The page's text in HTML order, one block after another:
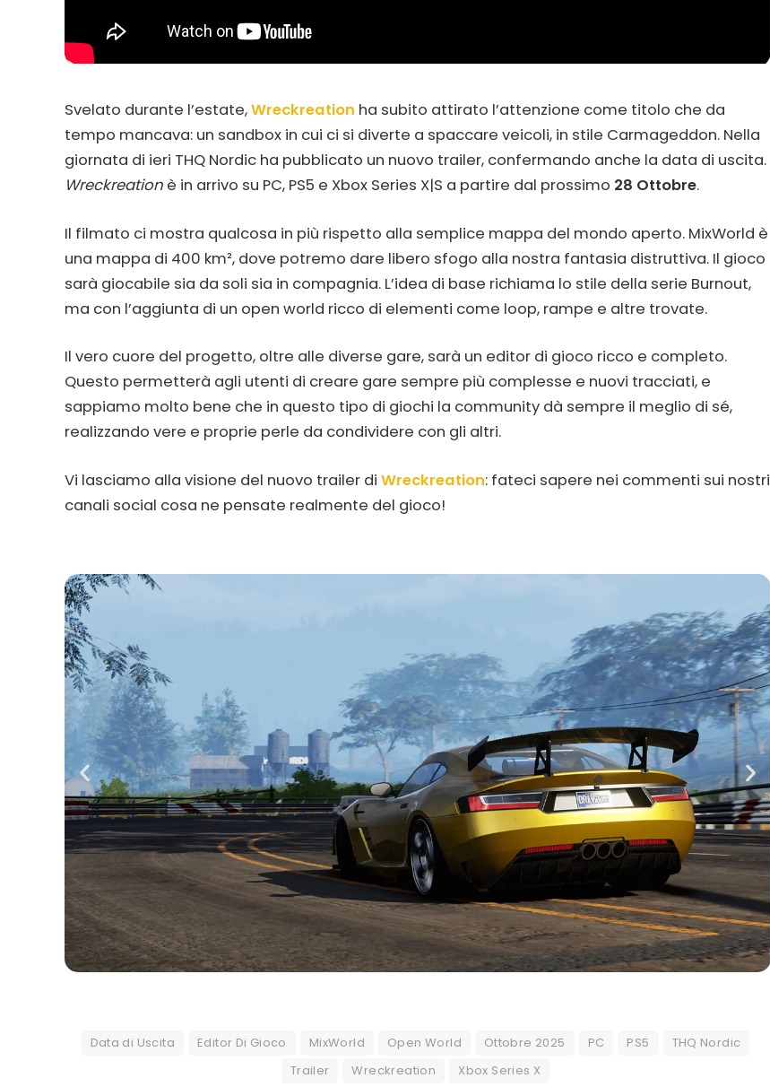
Svelato durante l’estate,Wreckreation ha subito attirato l’attenzione come titolo che da
tempo mancava: un sandbox in cui ci si diverte a spaccare veicoli, in stile Carmageddon. Nella
giornata di ieri THQ Nordic ha pubblicato un nuovo trailer, confermando anche la data di uscita.
Wreckreation è in arrivo su PC, PS5 e Xbox Series X|S a partire dal prossimo 28 Ottobre.
Il filmato ci mostra qualcosa in più rispetto alla semplice mappa del mondo aperto. MixWorld è
una mappa di 400 km², dove potremo dare libero sfogo alla nostra fantasia distruttiva. Il gioco
sarà giocabile sia da soli sia in compagnia. L’idea di base richiama lo stile della serie Burnout,
ma con l’aggiunta di un open world ricco di elementi come loop, rampe e altre trovate.
Il vero cuore del progetto, oltre alle diverse gare, sarà un editor di gioco ricco e completo.
Questo permetterà agli utenti di creare gare sempre più complesse e nuovi tracciati, e
sappiamo molto bene che in questo tipo di giochi la community dà sempre il meglio di sé,
realizzando vere e proprie perle da condividere con gli altri.
Vi lasciamo alla visione del nuovo trailer di Wreckreation: fateci sapere nei commenti sui nostri
canali social cosa ne pensate realmente del gioco!
Data di Uscita Editor Di Gioco MixWorld Open World Ottobre 2025 PC PS5
THQ Nordic
Trailer
Wreckreation Xbox Series X